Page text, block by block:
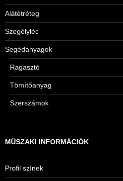
Alátétréteg
Szegélyléc
Segédanyagok
Ragasztó
Tömítőanyag
Szerszámok
MŰSZAKI INFORMÁCIÓK
Profil színek